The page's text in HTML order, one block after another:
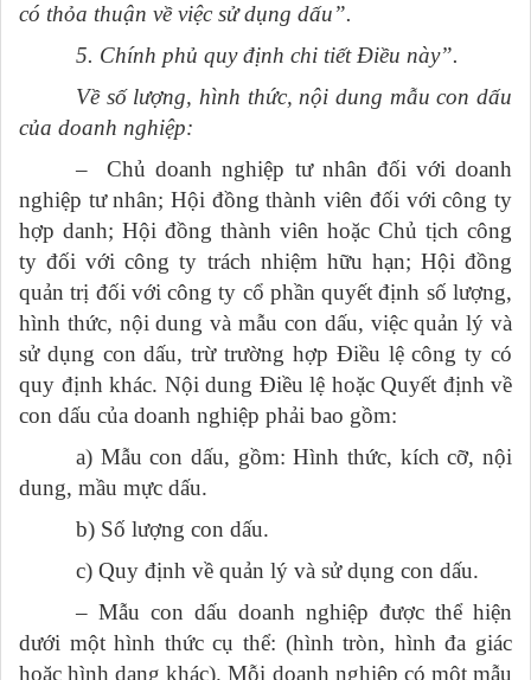
có thỏa thuận về việc sử dụng dấu”.
5. Chính phủ quy định chi tiết Điều này”.
Về số lượng, hình thức, nội dung mẫu con dấu
của doanh nghiệp:
– Chủ doanh nghiệp tư nhân đối với doanh
nghiệp tư nhân; Hội đồng thành viên đối với công ty
hợp danh; Hội đồng thành viên hoặc Chủ tịch công
ty đối với công ty trách nhiệm hữu hạn; Hội đồng
quản trị đối với công ty cổ phần quyết định số lượng,
hình thức, nội dung và mẫu con dấu, việc quản lý và
sử dụng con dấu, trừ trường hợp Điều lệ công ty có
quy định khác. Nội dung Điều lệ hoặc Quyết định về
con dấu của doanh nghiệp phải bao gồm:
a) Mẫu con dấu, gồm: Hình thức, kích cỡ, nội
dung, mầu mực dấu.
b) Số lượng con dấu.
c) Quy định về quản lý và sử dụng con dấu.
– Mẫu con dấu doanh nghiệp được thể hiện
dưới một hình thức cụ thể: (hình tròn, hình đa giác
hoặc hình dạng khác). Mỗi doanh nghiệp có một mẫu